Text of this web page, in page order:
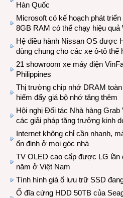
Hàn Quốc
Microsoft có kế hoạch phát
8GB RAM có thể chạy hiệu quả
Hệ điều hành Nissan OS được
dùng chung cho các xe ô-tô thế
21 showroom xe máy điện
Philippines
Thị trường chip nhớ DRAM
hiếm đẩy giá bộ nhớ tăng thêm
Hội nghị Đối tác Nhà hàng
các giải pháp tăng trưởng kinh
Internet không chỉ cần nhanh,
ổn định ở mọi góc nhà
TV OLED cao cấp được LG lần
năm ở Việt Nam
Tình hình giá ổ lưu trữ SSD
Ổ đĩa cứng HDD 50TB của